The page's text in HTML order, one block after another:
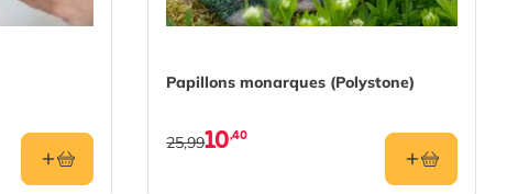
Papillons monarques (Polystone)
10,40
25,99